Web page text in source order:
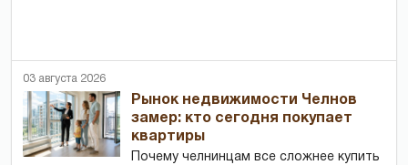
03 августа 2026
Рынок недвижимости Челнов
замер: кто сегодня покупает
квартиры
Почему челнинцам все сложнее купить